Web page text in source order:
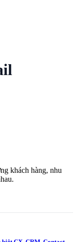
khách hàng, nhu